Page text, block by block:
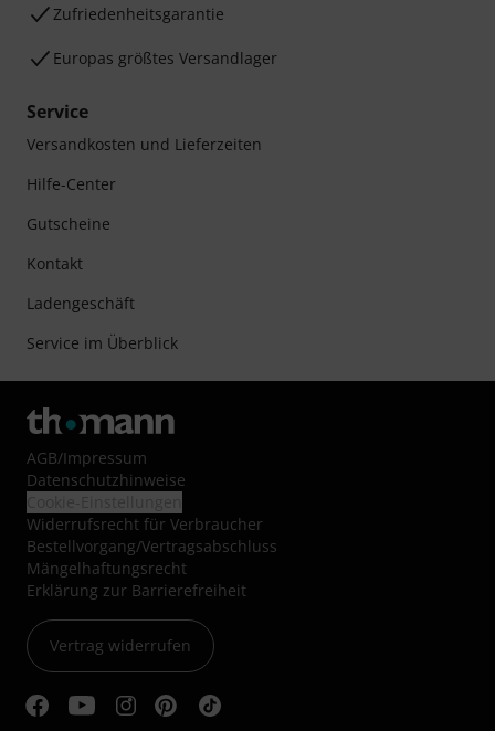
Zufriedenheitsgarantie
Europas größtes Versandlager
Service
Versandkosten und Lieferzeiten
Hilfe-Center
Gutscheine
Kontakt
Ladengeschäft
Service im Überblick
AGB/Impressum
Datenschutzhinweise
Widerrufsrecht für Verbraucher
Bestellvorgang/Vertragsabschluss
Mängelhaftungsrecht
Erklärung zur Barrierefreiheit
Vertrag widerrufen